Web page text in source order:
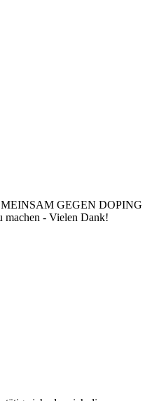
GEGEN DOPING
machen - Vielen Dank!